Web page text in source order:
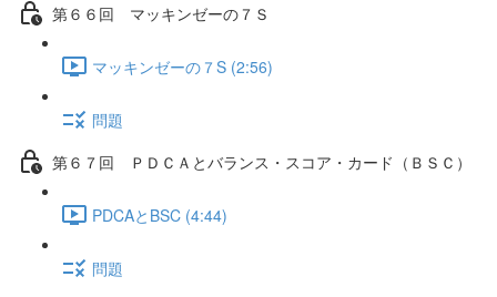
第６６回 マッキンゼーの７Ｓ
マッキンゼーの７S (2:56)
問題
第６７回 ＰＤＣＡとバランス・スコア・カード（ＢＳＣ）
PDCAとBSC (4:44)
問題